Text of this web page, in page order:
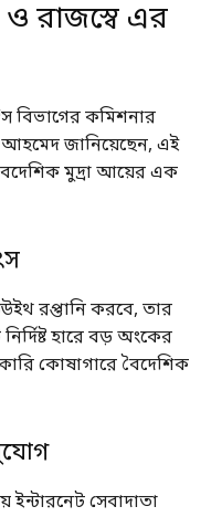
ও রাজস্বে এর
স বিভাগের কমিশনার
আহমেদ জানিয়েছেন, এই
মুদ্রা আয়ের এক
রপ্তানি করবে, তার
হারে বড় অংকের
কোষাগারে বৈদেশিক
ইন্টারনেট সেবাদাতা